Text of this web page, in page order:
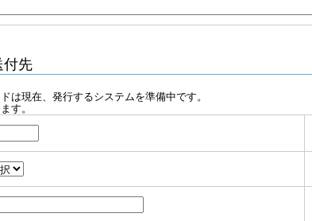
付先
は現在、発行するシステムを準備中です。
す。